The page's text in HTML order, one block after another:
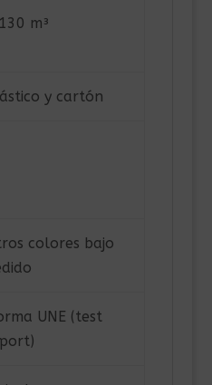
m³
y cartón
colores bajo
UNE (test